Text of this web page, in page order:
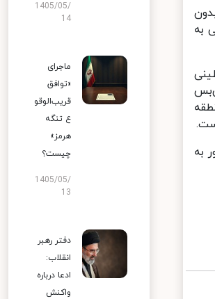
1405/05/
14
ماجرای
«توافق
قریب‌الوقو
ع تنگه
هرمز»
چیست؟
1405/05/
13
دفتر رهبر
انقلاب:
ادعا درباره
واکنش